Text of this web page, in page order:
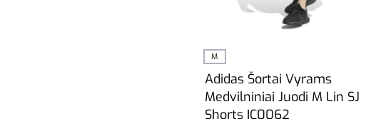
M
Adidas Šortai Vyrams
Medvilniniai Juodi M Lin SJ
Shorts IC0062